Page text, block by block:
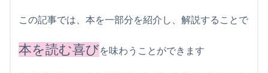
この記事では、本を一部分を紹介し、解説することで
本を読む喜びを味わうことができます